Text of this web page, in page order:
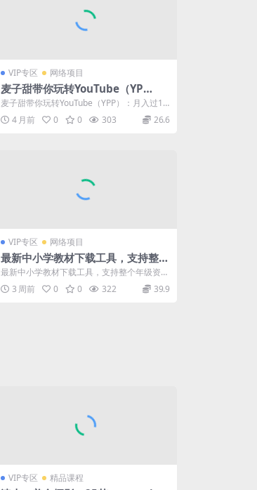
VIP专区 网络项目
麦子甜带你玩转YouTube（YP
P）：月入过1W实操课
麦子甜带你玩转YouTube（YPP）：月入过1
W实操课 课程介绍： 麦子甜带你...
4 月前 0 0 303 26.6
VIP专区 网络项目
最新中小学教材下载工具，支持整个
年级资源下载，配套课件、视频、音
频一键搞定
最新中小学教材下载工具，支持整个年级资源
下载，配套课件、视频、音频一键搞定 这是...
3 周前 0 0 322 39.9
VIP专区 精品课程